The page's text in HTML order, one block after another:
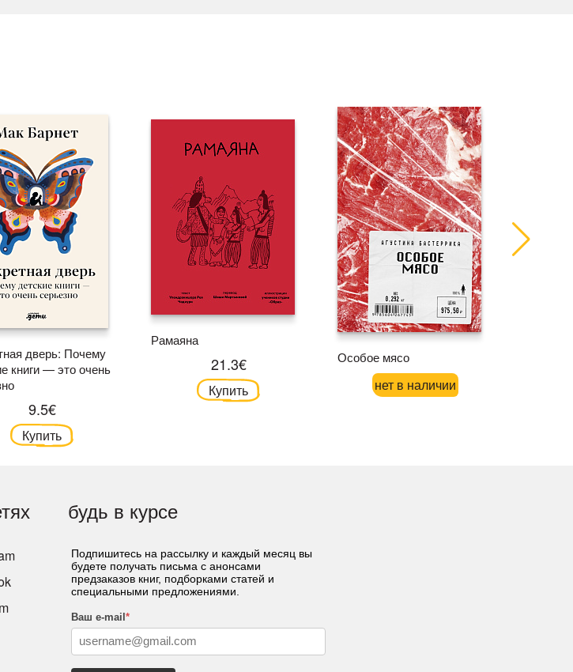
дверь: Почему
книги — это очень
9.5€
Купить
Рамаяна
21.3€
Купить
Особое мясо
нет в наличии
будь в курсе
Подпишитесь на рассылку и каждый месяц вы
будете получать письма с анонсами
предзаказов книг, подборками статей и
специальными предложениями.
Ваш e-mail *